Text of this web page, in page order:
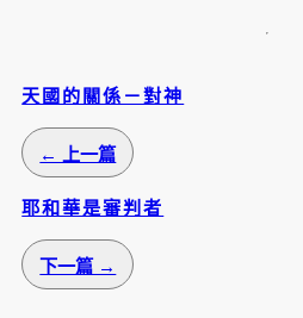
天國的關係－對神
← 上一篇
耶和華是審判者
下一篇 →